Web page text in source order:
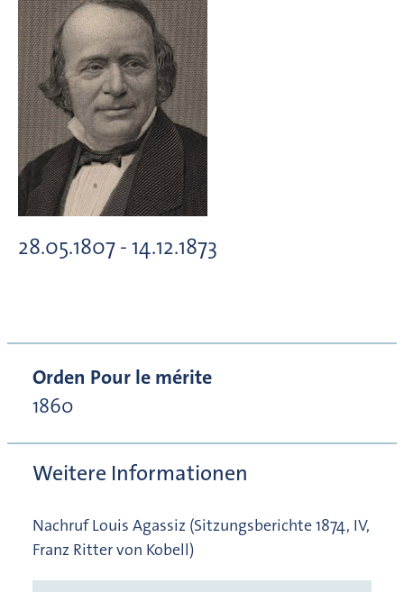
28.05.1807 - 14.12.1873
Orden Pour le mérite
1860
Weitere Informationen
Nachruf Louis Agassiz (Sitzungsberichte 1874, IV,
Franz Ritter von Kobell)